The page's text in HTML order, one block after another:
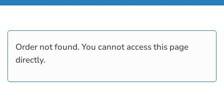
Order not found. You cannot access this page
directly.